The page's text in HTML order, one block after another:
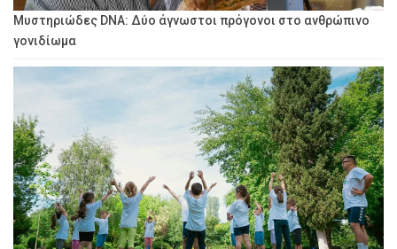
Μυστηριώδες DNA: Δύο άγνωστοι πρόγονοι στο ανθρώπινο
γονιδίωμα